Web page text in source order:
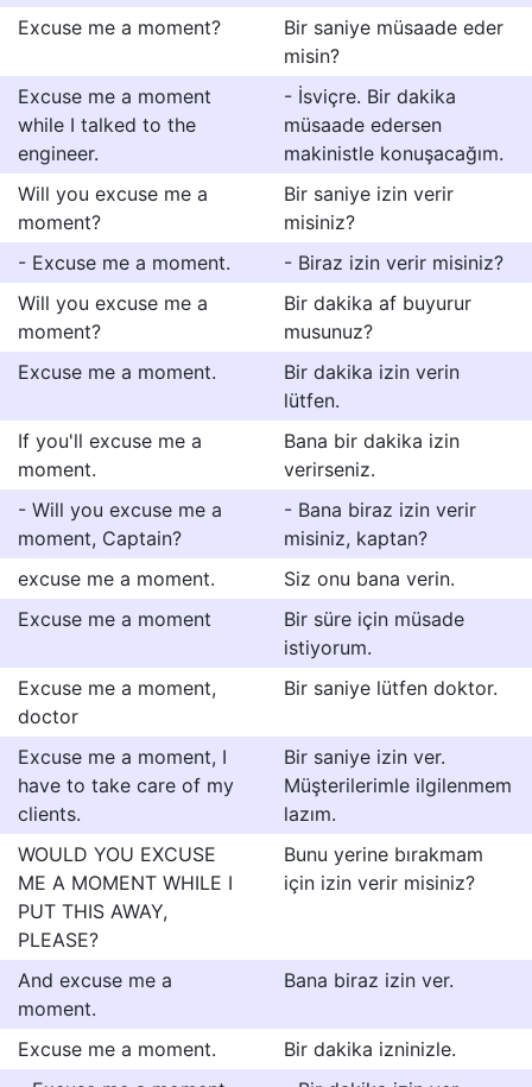
Excuse me a moment?
Bir saniye müsaade eder
misin?
Excuse me a moment
while I talked to the
engineer.
- İsviçre. Bir dakika
müsaade edersen
makinistle konuşacağım.
Will you excuse me a
moment?
Bir saniye izin verir
misiniz?
- Excuse me a moment.
- Biraz izin verir misiniz?
Will you excuse me a
moment?
Bir dakika af buyurur
musunuz?
Excuse me a moment.
Bir dakika izin verin
lütfen.
If you'll excuse me a
moment.
Bana bir dakika izin
verirseniz.
- Will you excuse me a
moment, Captain?
- Bana biraz izin verir
misiniz, kaptan?
excuse me a moment.
Siz onu bana verin.
Excuse me a moment
Bir süre için müsade
istiyorum.
Excuse me a moment,
doctor
Bir saniye lütfen doktor.
Excuse me a moment, I
have to take care of my
clients.
Bir saniye izin ver.
Müşterilerimle ilgilenmem
lazım.
WOULD YOU EXCUSE
ME A MOMENT WHILE I
PUT THIS AWAY,
PLEASE?
Bunu yerine bırakmam
için izin verir misiniz?
And excuse me a
moment.
Bana biraz izin ver.
Excuse me a moment.
Bir dakika izninizle.